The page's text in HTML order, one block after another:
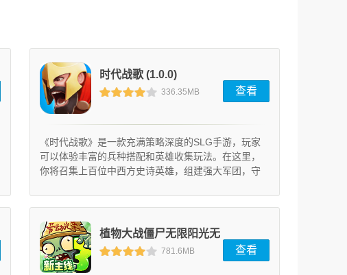
时代战歌 (1.0.0)
336.35MB 查看
《时代战歌》是一款充满策略深度的SLG手游，玩家
可以体验丰富的兵种搭配和英雄收集玩法。在这里，
你将召集上百位中西方史诗英雄，组建强大军团，守
植物大战僵尸无限阳光无
限金币 (10.0.0)
781.6MB 查看